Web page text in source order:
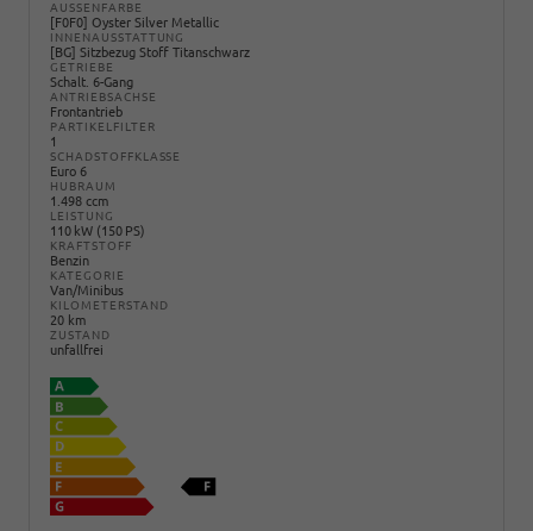
AUSSENFARBE
[F0F0] Oyster Silver Metallic
INNENAUSSTATTUNG
[BG] Sitzbezug Stoff Titanschwarz
GETRIEBE
Schalt. 6-Gang
ANTRIEBSACHSE
Frontantrieb
PARTIKELFILTER
1
SCHADSTOFFKLASSE
Euro 6
HUBRAUM
1.498 ccm
LEISTUNG
110 kW (150 PS)
KRAFTSTOFF
Benzin
KATEGORIE
Van/Minibus
KILOMETERSTAND
20 km
ZUSTAND
unfallfrei